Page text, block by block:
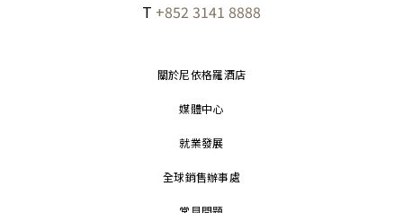
T +852 3141 8888
關於尼依格羅酒店
媒體中心
就業發展
全球銷售辦事處